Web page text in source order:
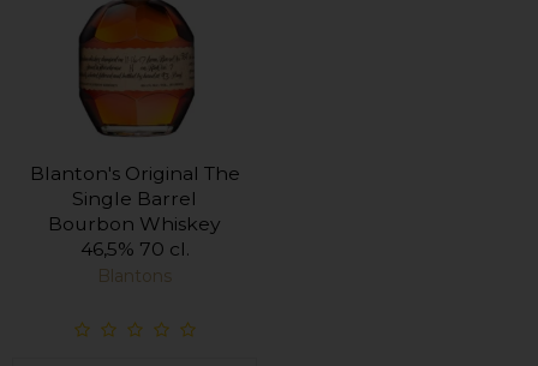
Blanton's Original The
Single Barrel
Bourbon Whiskey
46,5% 70 cl.
Blantons